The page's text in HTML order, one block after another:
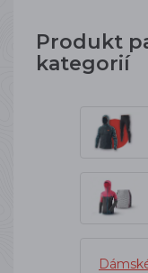
Produkt
kategorií